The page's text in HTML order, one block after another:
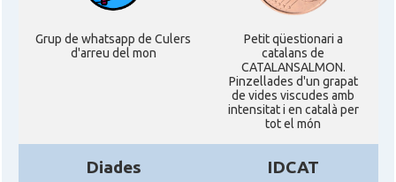
Consolat Consolat general a Chicago
Consolat general a Houston
Consolat Consolat general a Los Angeles
Grup de whatsapp de Culers
d'arreu del mon
Petit qüestionari a
catalans de
CATALANSALMON.
Pinzellades d'un grapat
de vides viscudes amb
intensitat i en català per
tot el món
Diades IDCAT